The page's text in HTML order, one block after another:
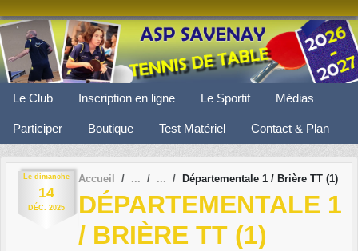
Le Club Inscription en ligne Le Sportif Médias
Participer Boutique Test Matériel Contact & Plan
Le dimanche
14
DÉC. 2025
Accueil Départementale 1 / Brière TT (1)
DÉPARTEMENTALE 1
/ BRIÈRE TT (1)